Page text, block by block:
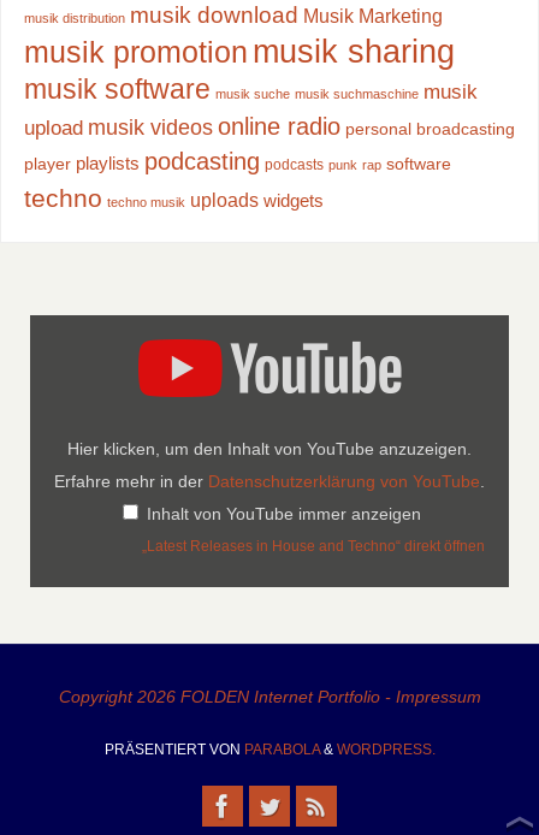
musik distribution musik download Musik Marketing
musik promotion musik sharing
musik software musik suche musik suchmaschine musik
upload musik videos online radio personal broadcasting
player playlists podcasting podcasts punk rap software
techno techno musik uploads widgets
Hier klicken, um den Inhalt von YouTube anzuzeigen.
Erfahre mehr in der Datenschutzerklärung von YouTube.
Inhalt von YouTube immer anzeigen
„Latest Releases in House and Techno“ direkt öffnen
Copyright 2026 FOLDEN Internet Portfolio - Impressum
PRÄSENTIERT VON PARABOLA& WORDPRESS.